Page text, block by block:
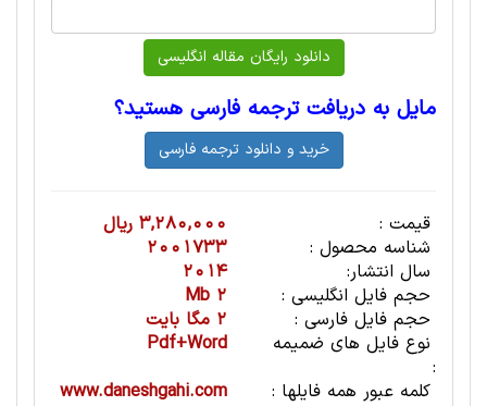
مایل به دریافت ترجمه فارسی هستید؟
قیمت :
3,280,000 ریال
شناسه محصول :
2001733
سال انتشار:
2014
حجم فایل انگلیسی :
2 Mb
حجم فایل فارسی :
2 مگا بایت
نوع فایل های ضمیمه
:
Pdf+Word
کلمه عبور همه فایلها :
www.daneshgahi.com